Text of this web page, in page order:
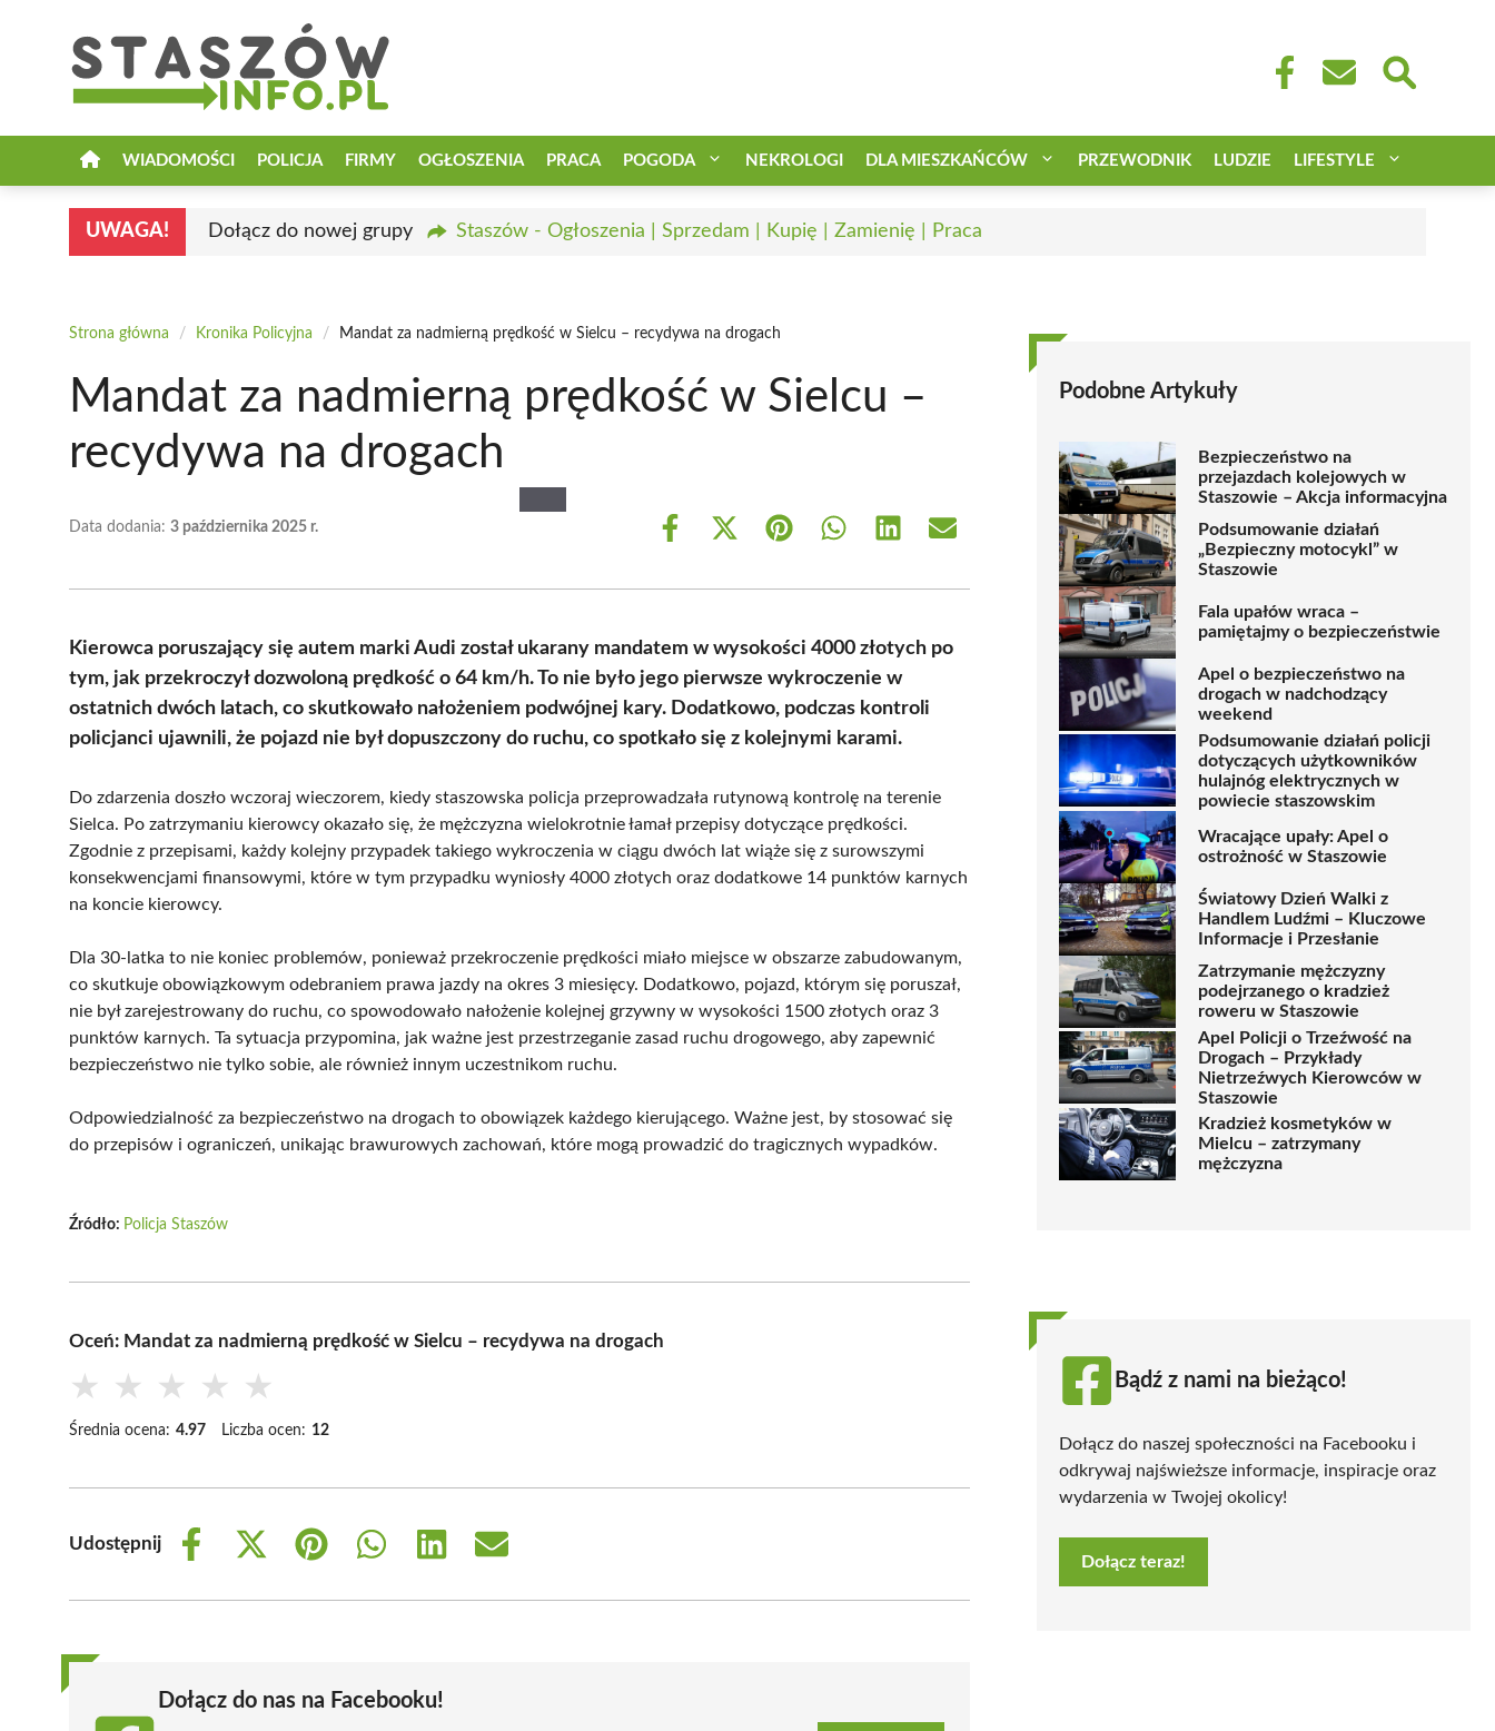
WIADOMOŚCI POLICJA FIRMY OGŁOSZENIA PRACA POGODA NEKROLOGI DLA MIESZKAŃCÓW PRZEWODNIK LUDZIE LIFESTYLE
UWAGA! Dołącz do nowej grupy Staszów - Ogłoszenia | Sprzedam | Kupię | Zamienię | Praca
Strona główna / Kronika Policyjna / Mandat za nadmierną prędkość w Sielcu – recydywa na drogach
Mandat za nadmierną prędkość w Sielcu –
recydywa na drogach
Data dodania: 3 października 2025 r.
Share
Share
(Twitter)
Share Share Share Share
Kierowca poruszający się autem marki Audi został ukarany mandatem w wysokości 4000 złotych po
tym, jak przekroczył dozwoloną prędkość o 64 km/h. To nie było jego pierwsze wykroczenie w
ostatnich dwóch latach, co skutkowało nałożeniem podwójnej kary. Dodatkowo, podczas kontroli
policjanci ujawnili, że pojazd nie był dopuszczony do ruchu, co spotkało się z kolejnymi karami.
Do zdarzenia doszło wczoraj wieczorem, kiedy staszowska policja przeprowadzała rutynową kontrolę na terenie
Sielca. Po zatrzymaniu kierowcy okazało się, że mężczyzna wielokrotnie łamał przepisy dotyczące prędkości.
Zgodnie z przepisami, każdy kolejny przypadek takiego wykroczenia w ciągu dwóch lat wiąże się z surowszymi
konsekwencjami finansowymi, które w tym przypadku wyniosły 4000 złotych oraz dodatkowe 14 punktów karnych
na koncie kierowcy.
Dla 30-latka to nie koniec problemów, ponieważ przekroczenie prędkości miało miejsce w obszarze zabudowanym,
co skutkuje obowiązkowym odebraniem prawa jazdy na okres 3 miesięcy. Dodatkowo, pojazd, którym się poruszał,
nie był zarejestrowany do ruchu, co spowodowało nałożenie kolejnej grzywny w wysokości 1500 złotych oraz 3
punktów karnych. Ta sytuacja przypomina, jak ważne jest przestrzeganie zasad ruchu drogowego, aby zapewnić
bezpieczeństwo nie tylko sobie, ale również innym uczestnikom ruchu.
Odpowiedzialność za bezpieczeństwo na drogach to obowiązek każdego kierującego. Ważne jest, by stosować się
do przepisów i ograniczeń, unikając brawurowych zachowań, które mogą prowadzić do tragicznych wypadków.
Źródło: Policja Staszów
Oceń: Mandat za nadmierną prędkość w Sielcu – recydywa na drogach
★ ★ ★ ★ ★
Średnia ocena: 4.97 Liczba ocen: 12
Udostępnij
Share
Share
(Twitter)
Share
Share
Share
Share
Dołącz do nas na Facebooku!
Podobne Artykuły
Bezpieczeństwo na
przejazdach kolejowych w
Staszowie – Akcja informacyjna
Podsumowanie działań
„Bezpieczny motocykl” w
Staszowie
Fala upałów wraca –
pamiętajmy o bezpieczeństwie
Apel o bezpieczeństwo na
drogach w nadchodzący
weekend
Podsumowanie działań policji
dotyczących użytkowników
hulajnóg elektrycznych w
powiecie staszowskim
Wracające upały: Apel o
ostrożność w Staszowie
Światowy Dzień Walki z
Handlem Ludźmi – Kluczowe
Informacje i Przesłanie
Zatrzymanie mężczyzny
podejrzanego o kradzież
roweru w Staszowie
Apel Policji o Trzeźwość na
Drogach – Przykłady
Nietrzeźwych Kierowców w
Staszowie
Kradzież kosmetyków w
Mielcu – zatrzymany
mężczyzna
Bądź z nami na bieżąco!
Dołącz do naszej społeczności na Facebooku i
odkrywaj najświeższe informacje, inspiracje oraz
wydarzenia w Twojej okolicy!
Dołącz teraz!